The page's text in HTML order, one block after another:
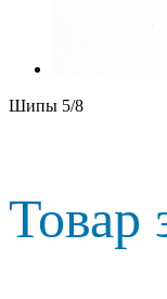
Шипы 5/8
Товар